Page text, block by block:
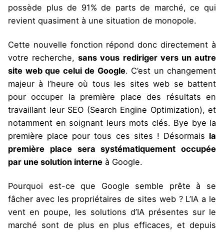
possède plus de 91% de parts de marché, ce qui
revient quasiment à une situation de monopole.
Cette nouvelle fonction répond donc directement à
votre recherche,sans vous rediriger vers un autre
site web que celui de Google. C’est un changement
majeur à l’heure où tous les sites web se battent
pour occuper la première place des résultats en
travaillant leur SEO (Search Engine Optimization), et
notamment en soignant leurs mots clés. Bye bye la
première place pour tous ces sites ! Désormais la
première place sera systématiquement occupée
par une solution interne à Google.
Pourquoi est-ce que Google semble prête à se
fâcher avec les propriétaires de sites web ? L’IA a le
vent en poupe, les solutions d’IA présentes sur le
marché sont de plus en plus efficaces, et depuis